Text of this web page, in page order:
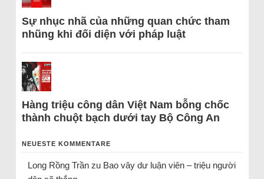
Sự nhục nhã của những quan chức tham
nhũng khi đối diện với pháp luật
Hàng triệu công dân Việt Nam bỗng chốc
thành chuột bạch dưới tay Bộ Công An
NEUESTE KOMMENTARE
Long Rồng Trầnzu Bao vây dư luận viên – triệu người